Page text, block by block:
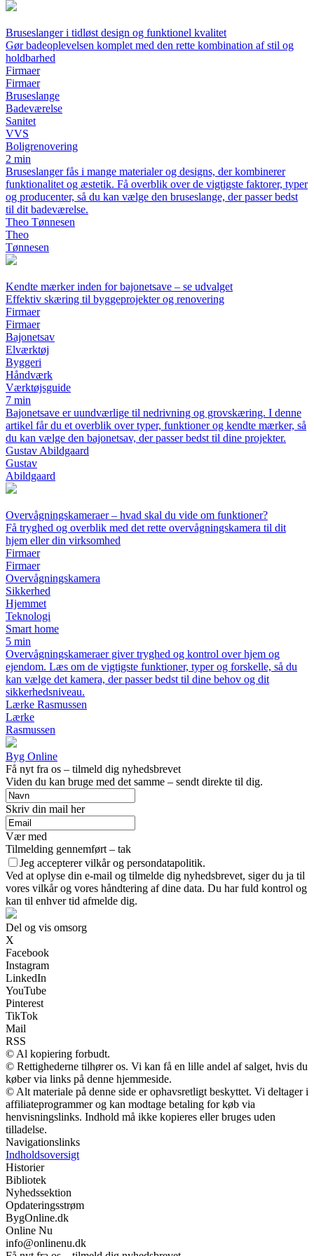
Bruseslanger i tidløst design og funktionel kvalitet
Gør badeoplevelsen komplet med den rette kombination af stil og
holdbarhed
Firmaer
Firmaer
Bruseslange
Badeværelse
Sanitet
VVS
Boligrenovering
2 min
Bruseslanger fås i mange materialer og designs, der kombinerer
funktionalitet og æstetik. Få overblik over de vigtigste faktorer, typer
og producenter, så du kan vælge den bruseslange, der passer bedst
til dit badeværelse.
Theo Tønnesen
Theo
Tønnesen
Kendte mærker inden for bajonetsave – se udvalget
Effektiv skæring til byggeprojekter og renovering
Firmaer
Firmaer
Bajonetsav
Elværktøj
Byggeri
Håndværk
Værktøjsguide
7 min
Bajonetsave er uundværlige til nedrivning og grovskæring. I denne
artikel får du et overblik over typer, funktioner og kendte mærker, så
du kan vælge den bajonetsav, der passer bedst til dine projekter.
Gustav Abildgaard
Gustav
Abildgaard
Overvågningskameraer – hvad skal du vide om funktioner?
Få tryghed og overblik med det rette overvågningskamera til dit
hjem eller din virksomhed
Firmaer
Firmaer
Overvågningskamera
Sikkerhed
Hjemmet
Teknologi
Smart home
5 min
Overvågningskameraer giver tryghed og kontrol over hjem og
ejendom. Læs om de vigtigste funktioner, typer og forskelle, så du
kan vælge det kamera, der passer bedst til dine behov og dit
sikkerhedsniveau.
Lærke Rasmussen
Lærke
Rasmussen
Byg Online
Få nyt fra os – tilmeld dig nyhedsbrevet
Viden du kan bruge med det samme – sendt direkte til dig.
Skriv din mail her
Vær med
Tilmelding gennemført – tak
Jeg accepterer vilkår og persondatapolitik.
Ved at oplyse din e-mail og tilmelde dig nyhedsbrevet, siger du ja til
vores vilkår og vores håndtering af dine data. Du har fuld kontrol og
kan til enhver tid afmelde dig.
Del og vis omsorg
X
Facebook
Instagram
LinkedIn
YouTube
Pinterest
TikTok
Mail
RSS
© Al kopiering forbudt.
© Rettighederne tilhører os. Vi kan få en lille andel af salget, hvis du
køber via links på denne hjemmeside.
© Alt materiale på denne side er ophavsretligt beskyttet. Vi deltager i
affiliateprogrammer og kan modtage betaling for køb via
henvisningslinks. Indhold må ikke kopieres eller bruges uden
tilladelse.
Navigationslinks
Indholdsoversigt
Historier
Bibliotek
Nyhedssektion
Opdateringsstrøm
BygOnline.dk
Online Nu
info@onlinenu.dk